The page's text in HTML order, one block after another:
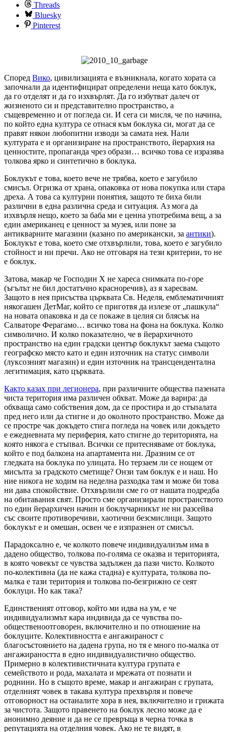
Threads
Bluesky
Pinterest
Според Вико, цивилизацията е възникнала, когато хората са
започнали да идентифицират определени неща като боклук,
да го отделят и да го изхвърлят. Да го избутват далеч от
жизненото си и представително пространство, а
същевременно и от погледа си. И сега си мисля, че по начина,
по който една култура се отнася към боклука си, могат да се
правят някои любопитни изводи за самата нея. Нали
културата е и организиране на пространството, йерархия на
ценностите, пропаганда чрез образи… всичко това се изразява
толкова ярко и синтетично в боклука.
Боклукът е това, което вече не трябва, което е загубило
смисъл. Огризка от храна, опаковка от нова покупка или стара
дреха. А това са културни понятия, защото те биха били
различни в една различна среда и ситуация. Аз мога да
изхвърля нещо, което за баба ми е ценна употребима вещ, а за
един американец е ценност за музея, или поне за
антикварните магазини (казано по американски, за антики).
Боклукът е това, което сме отхвърлили, това, което е загубило
стойност и ни пречи. Ако не отговаря на тези критерии, то не
е боклук.
Затова, макар че Господин Х не хареса снимката по-горе
(ъгълът не бил достатъчно красноречив), аз я харесвам.
Защото в нея присъства църквата Св. Неделя, емблематичният
някогашен ДетМаг, който се приготвя да излезе от „пашкула“
на новата опаковка и да се покаже в целия си блясък на
Салваторе Ферагамо… всичко това на фона на боклука. Колко
символично. И колко показателно, че в йерархичното
пространство на един градски център боклукът заема същото
географско място като и един източник на статус символи
(луксозният магазин) и един източник на трансцендентална
легитимация, като църквата.
Както казах при легионера, при различните общества пазената
чиста територия има различен обхват. Може да варира: да
обхваща само собствения дом, да се простира и до стъпалата
пред него или да стигне и до околното пространство. Може да
се простре чак докъдето стига погледа на човек или докъдето
е ежедневната му периферия, като стигне до територията, на
която някога е стъпвал. Всички се притесняваме от боклука,
който е под балкона на апартамента ни. Дразним се от
гледката на боклука по улицата. Но терзаем ли се нощем от
мисълта за градското сметище? Онзи там боклук е и наш. Но
ние никога не ходим на неделна разходка там и може би това
ни дава спокойствие. Отхвърлили сме го от нашата подредба
на обитавания свят. Просто сме организирали пространството
по един йерархичен начин и боклучарникът не ни разсейва
със своите противоречиви, хаотични безсмислици. Защото
боклукът е и омешан, освен че е изпразнен от смисъл.
Парадоксално е, че колкото повече индивидуализъм има в
дадено общество, толкова по-голяма се оказва и територията,
в която човекът се чувства задължен да пази чисто. Колкото
по-колективна (да не кажа стадна) е културата, толкова по-
малка е тази територия и толкова по-безгрижно се сеят
боклуци. Но как така?
Единственият отговор, който ми идва на ум, е че
индивидуализмът кара индивида да се чувства по-
общественоотговорен, включително и по отношение на
боклуците. Колективността е ангажираност с
благосъстоянието на дадена група, но тя е много по-малка от
ангажираността в едно индивидуалистично общество.
Примерно в колективистичната култура групата е
семейството и рода, махалата и мрежата от познати и
роднини. Но в същото време, макар и ангажиран с групата,
отделният човек в такава култура прехвърля и повече
отговорност на останалите хора в нея, включително и грижата
за чистота. Защото правенето на боклук лесно може да е
анонимно деяние и да не се превръща в черна точка в
репутацията на отделния човек. Ако не те видят, в